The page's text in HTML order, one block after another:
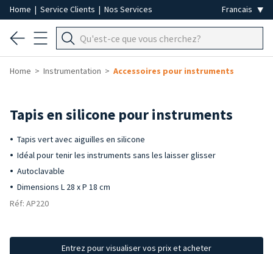
Home | Service Clients | Nos Services
Home Instrumentation Accessoires pour instruments
Tapis en silicone pour instruments
Tapis vert avec aiguilles en silicone
Idéal pour tenir les instruments sans les laisser glisser
Autoclavable
Dimensions L 28 x P 18 cm
Réf: AP220
Entrez pour visualiser vos prix et acheter